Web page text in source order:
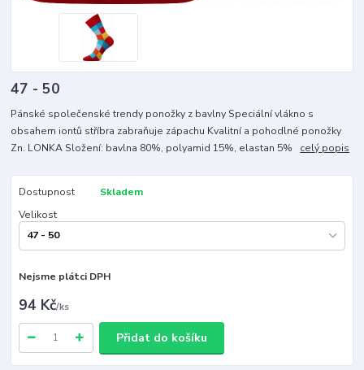
47 - 50
Pánské společenské trendy ponožky z bavlny Speciální vlákno s
obsahem iontů stříbra zabraňuje zápachu Kvalitní a pohodlné ponožky
Zn. LONKA Složení: bavlna 80%, polyamid 15%, elastan 5% celý popis
Dostupnost
Skladem
Velikost
Nejsme plátci DPH
94 Kč/ks
Přidat do košíku